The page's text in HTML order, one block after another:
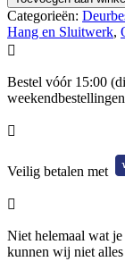
Categorieën:
Hang en Sluitwerk,

Bestel vóór 15:00

Veilig betalen met

Niet helemaal wat
kunnen wij niet